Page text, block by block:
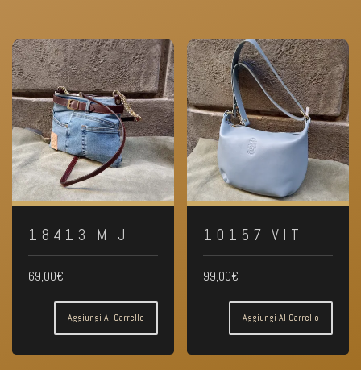
18413 M J
69,00€
Aggiungi Al Carrello
10157 VIT
99,00€
Aggiungi Al Carrello